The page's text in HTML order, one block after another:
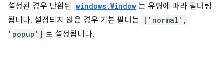
설정된 경우 반환된 windows.Window 는 유형에 따라 필터링
됩니다. 설정되지 않은 경우 기본 필터는
['normal',
'popup'] 로 설정됩니다.